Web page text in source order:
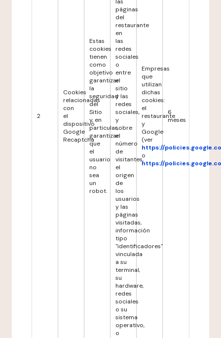
2
Cookies
relacionadas
con
el
dispositivo
Google
Recaptcha
Estas
cookies
tienen
como
objetivo
garantizar
la
seguridad
del
Sitio
y, en
particular,
garantizar
que
el
usuario
no
sea
un
robot.
páginas
del
restaurante
en
las
redes
sociales
o
entre
el
sitio
y las
redes
sociales,
y
sobre
el
número
de
visitantes,
el
origen
de
los
usuarios
y las
páginas
visitadas,
información
tipo
"identificadores"
vinculada
a su
terminal,
su
hardware,
redes
sociales
o su
sistema
operativo,
o
Empresas
que
utilizan
dichas
cookies:
el
restaurante
y
Google
(ver
https://
o
https://
6
meses